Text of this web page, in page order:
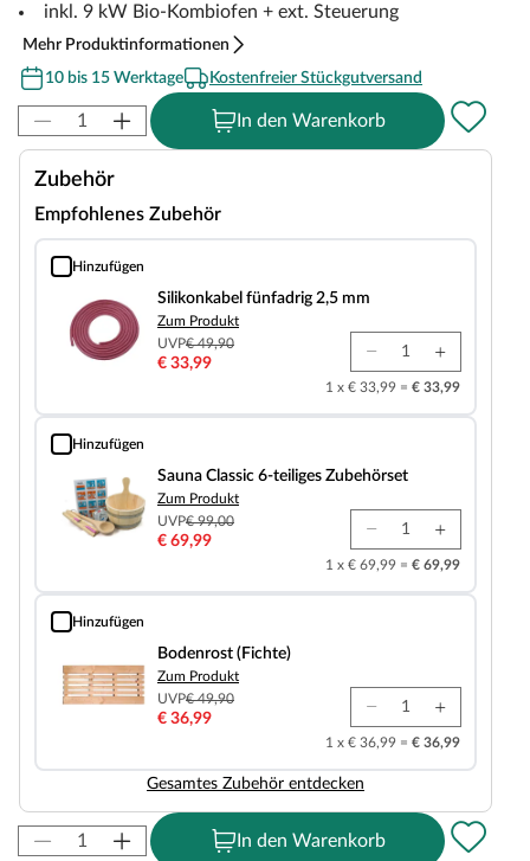
inkl. 9 kW Bio-Kombiofen + ext. Steuerung
Mehr Produktinformationen
10 bis 15 Werktage
Kostenfreier Stückgutversand
In den Warenkorb
Zubehör
Empfohlenes Zubehör
Hinzufügen
Silikonkabel fünfadrig 2,5 mm
Silikonkabel fünfadrig 2,5 mm
Zum Produkt
UVP€ 49,90
€ 33,99
1 x € 33,99 = € 33,99
Hinzufügen
Sauna Classic 6-teiliges Zubehörset
Sauna Classic 6-teiliges Zubehörset
Zum Produkt
UVP€ 99,00
€ 69,99
1 x € 69,99 = € 69,99
Hinzufügen
Bodenrost (Fichte)
Bodenrost (Fichte)
Zum Produkt
UVP€ 49,90
€ 36,99
1 x € 36,99 = € 36,99
Gesamtes Zubehör entdecken
In den Warenkorb